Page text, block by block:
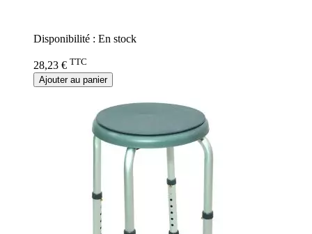
Disponibilité : En stock
28,23 € TTC
Ajouter au panier